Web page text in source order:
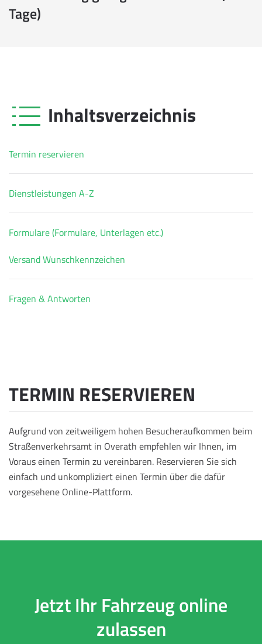
Tage)
Inhaltsverzeichnis
Termin reservieren
Dienstleistungen A-Z
Formulare (Formulare, Unterlagen etc.)
Versand Wunschkennzeichen
Fragen & Antworten
TERMIN RESERVIEREN
Aufgrund von zeitweiligem hohen Besucheraufkommen beim
Straßenverkehrsamt in Overath empfehlen wir Ihnen, im
Voraus einen Termin zu vereinbaren. Reservieren Sie sich
einfach und unkompliziert einen Termin über die dafür
vorgesehene Online-Plattform.
Jetzt Ihr Fahrzeug online
zulassen